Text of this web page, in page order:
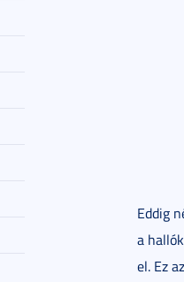
Eddig
a
el. Ez